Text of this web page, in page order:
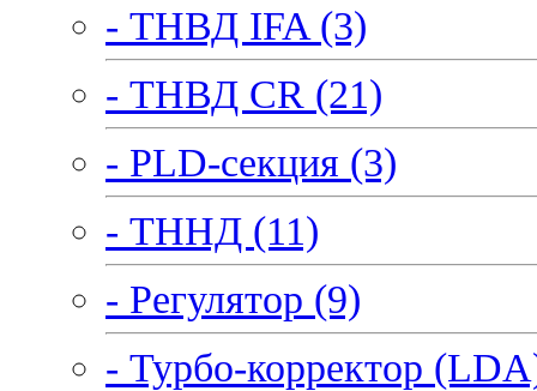
- ТНВД IFA (3)
- ТНВД CR (21)
- PLD-секция (3)
- ТННД (11)
- Регулятор (9)
- Турбо-корректор